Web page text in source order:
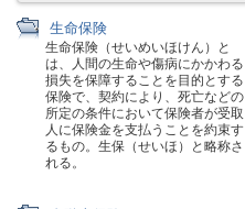
生命保険
生命保険（せいめいほけん）と
は、人間の生命や傷病にかかわる
損失を保障することを目的とする
保険で、契約により、死亡などの
所定の条件において保険者が受取
人に保険金を支払うことを約束す
るもの。生保（せいほ）と略称さ
れる。